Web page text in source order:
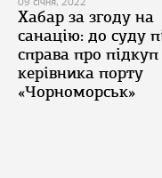
Хабар за згоду на
санацію: до суду
справа про підкуп
керівника порту
«Чорноморськ»